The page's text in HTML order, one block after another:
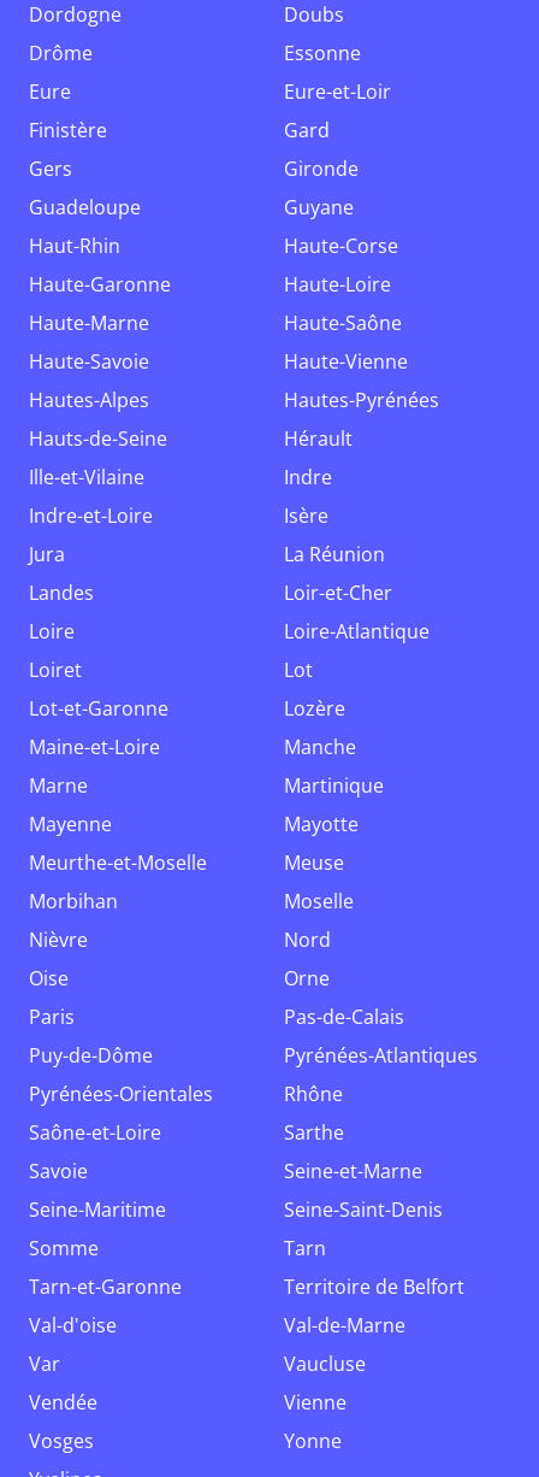
Dordogne
Doubs
Drôme
Essonne
Eure
Eure-et-Loir
Finistère
Gard
Gers
Gironde
Guadeloupe
Guyane
Haut-Rhin
Haute-Corse
Haute-Garonne
Haute-Loire
Haute-Marne
Haute-Saône
Haute-Savoie
Haute-Vienne
Hautes-Alpes
Hautes-Pyrénées
Hauts-de-Seine
Hérault
Ille-et-Vilaine
Indre
Indre-et-Loire
Isère
Jura
La Réunion
Landes
Loir-et-Cher
Loire
Loire-Atlantique
Loiret
Lot
Lot-et-Garonne
Lozère
Maine-et-Loire
Manche
Marne
Martinique
Mayenne
Mayotte
Meurthe-et-Moselle
Meuse
Morbihan
Moselle
Nièvre
Nord
Oise
Orne
Paris
Pas-de-Calais
Puy-de-Dôme
Pyrénées-Atlantiques
Pyrénées-Orientales
Rhône
Saône-et-Loire
Sarthe
Savoie
Seine-et-Marne
Seine-Maritime
Seine-Saint-Denis
Somme
Tarn
Tarn-et-Garonne
Territoire de Belfort
Val-d'oise
Val-de-Marne
Var
Vaucluse
Vendée
Vienne
Vosges
Yonne